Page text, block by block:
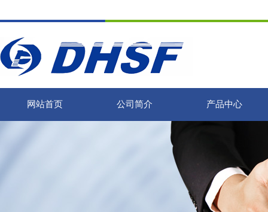
网站首页 公司简介 产品中心